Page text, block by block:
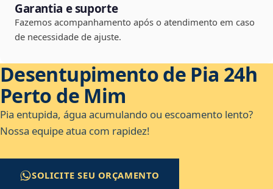
Garantia e suporte
Fazemos acompanhamento após o atendimento em caso
de necessidade de ajuste.
Desentupimento de Pia 24h
Perto de Mim
Pia entupida, água acumulando ou escoamento lento?
Nossa equipe atua com rapidez!
SOLICITE SEU ORÇAMENTO